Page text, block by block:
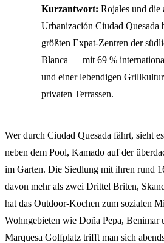
Kurzantwort: Rojales und die
Urbanización Ciudad Quesada
größten Expat-Zentren der
Blanca — mit 69 %
und einer lebendigen
privaten Terrassen.
Wer durch Ciudad Quesada fährt, sieht
neben dem Pool, Kamado auf der
im Garten. Die Siedlung mit ihren rund
davon mehr als zwei Drittel Briten,
hat das Outdoor-Kochen zum sozialen
Wohngebieten wie Doña Pepa, Benimar
Marquesa Golfplatz trifft man sich